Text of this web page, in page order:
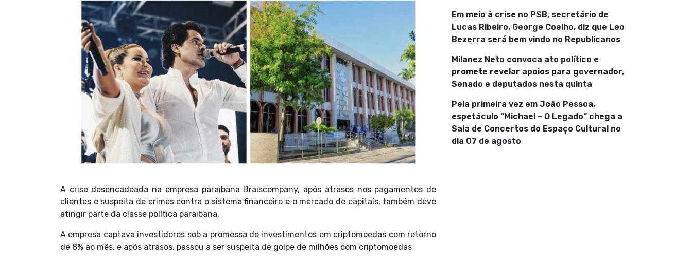
A crise desencadeada na empresa paraibana Braiscompany, após atrasos nos pagamentos de
clientes e suspeita de crimes contra o sistema financeiro e o mercado de capitais, também deve
atingir parte da classe política paraibana.
A empresa captava investidores sob a promessa de investimentos em criptomoedas com retorno
de 8% ao mês, e após atrasos, passou a ser suspeita de golpe de milhões com criptomoedas
Em meio à crise no PSB, secretário de
Lucas Ribeiro, George Coelho, diz que Leo
Bezerra será bem vindo no Republicanos
Milanez Neto convoca ato político e
promete revelar apoios para governador,
Senado e deputados nesta quinta
Pela primeira vez em João Pessoa,
espetáculo “Michael – O Legado” chega a
Sala de Concertos do Espaço Cultural no
dia 07 de agosto